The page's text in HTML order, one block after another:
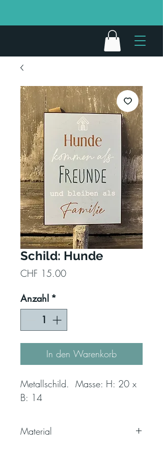
Schild: Hunde
CHF 15.00Preis
Anzahl *
In den Warenkorb
Metallschild. Masse: H: 20 x
B: 14
Material